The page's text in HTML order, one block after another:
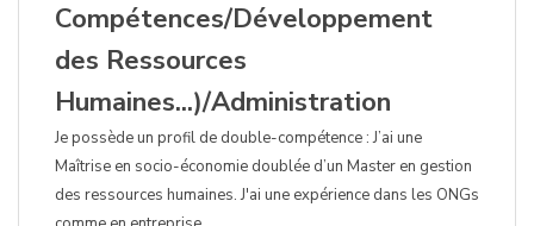
Compétences/Développement
des Ressources
Humaines...)/Administration
Je possède un profil de double-compétence : J’ai une
Maîtrise en socio-économie doublée d’un Master en gestion
des ressources humaines. J'ai une expérience dans les ONGs